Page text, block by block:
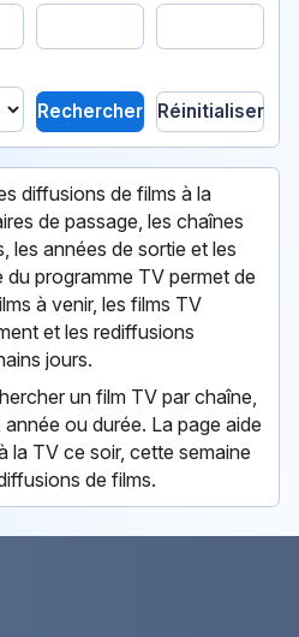
Rechercher Réinitialiser
diffusions de films à la
de passage, les chaînes
les années de sortie et les
programme TV permet de
à venir, les films TV
et les rediffusions
jours.
un film TV par chaîne,
ou durée. La page aide
la TV ce soir, cette semaine
de films.